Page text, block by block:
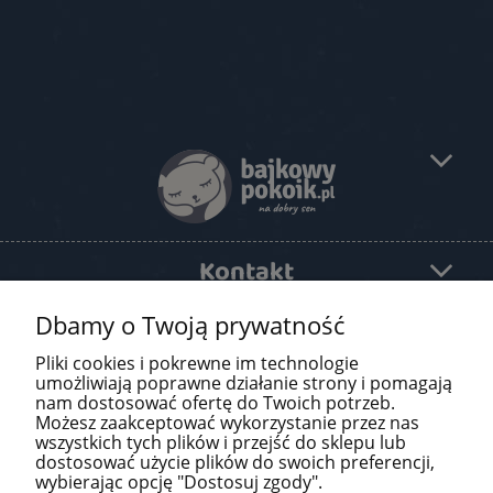
Kontakt
Pomoc
O firmie
Newsletter
Dbamy o Twoją prywatność
Pliki cookies i pokrewne im technologie
umożliwiają poprawne działanie strony i pomagają
nam dostosować ofertę do Twoich potrzeb.
Możesz zaakceptować wykorzystanie przez nas
wszystkich tych plików i przejść do sklepu lub
dostosować użycie plików do swoich preferencji,
wybierając opcję "Dostosuj zgody".